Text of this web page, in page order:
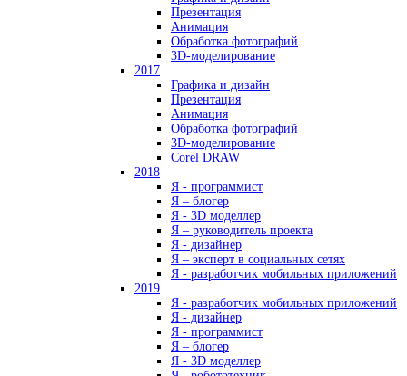
Презентация
Анимация
Обработка фотографий
3D-моделирование
2017
Графика и дизайн
Презентация
Анимация
Обработка фотографий
3D-моделирование
Corel DRAW
2018
Я - программист
Я – блогер
Я - 3D моделлер
Я – руководитель проекта
Я - дизайнер
Я – эксперт в социальных сетях
Я - разработчик мобильных приложений
2019
Я - разработчик мобильных приложений
Я - дизайнер
Я - программист
Я – блогер
Я - 3D моделлер